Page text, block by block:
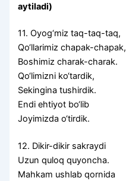
aytiladi)
11. Oyog‘miz taq-taq-taq,
Qo‘llarimiz chapak-chapak,
Boshimiz charak-charak.
Qo‘limizni ko‘tardik,
Sekingina tushirdik.
Endi ehtiyot bo‘lib
Joyimizda o‘tirdik.
12. Dikir-dikir sakraydi
Uzun quloq quyoncha.
Mahkam ushlab qornida